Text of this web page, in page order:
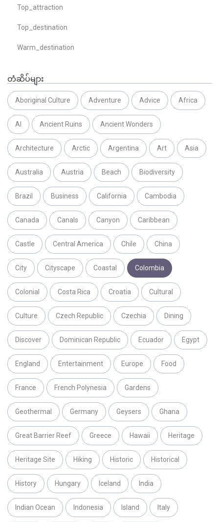
Top_attraction
Top_destination
Warm_destination
တံဆိပ်များ
Aboriginal Culture Adventure Advice Africa
AI Ancient Ruins Ancient Wonders
Architecture Arctic Argentina Art Asia
Australia Austria Beach Biodiversity
Brazil Business California Cambodia
Canada Canals Canyon Caribbean
Castle Central America Chile China
City Cityscape Coastal Colombia
Colonial Costa Rica Croatia Cultural
Culture Czech Republic Czechia Dining
Discover Dominican Republic Ecuador Egypt
England Entertainment Europe Food
France French Polynesia Gardens
Geothermal Germany Geysers Ghana
Great Barrier Reef Greece Hawaii Heritage
Heritage Site Hiking Historic Historical
History Hungary Iceland India
Indian Ocean Indonesia Island Italy